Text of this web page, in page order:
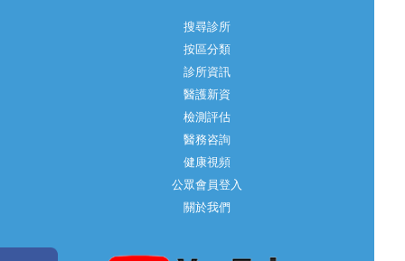
搜尋診所
按區分類
診所資訊
醫護新資
檢測評估
醫務咨詢
健康視頻
公眾會員登入
關於我們